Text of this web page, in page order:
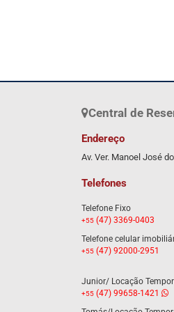
Central de
Endereço
Av. Ver. Manoel José
Telefones
Telefone Fixo
+55 (47) 3369-0403
Telefone celular
+55 (47) 92000-2951
Junior/ Locação
+55 (47) 99658-1421